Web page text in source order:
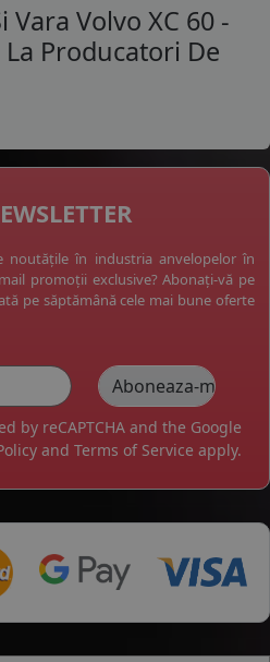
Volvo XC 60 -
Producatori De
în industria anvelopelor în
promoții exclusive? Abonați-vă pe
pe săptămână cele mai bune oferte
by reCAPTCHA and the Google
and Terms of Service apply.